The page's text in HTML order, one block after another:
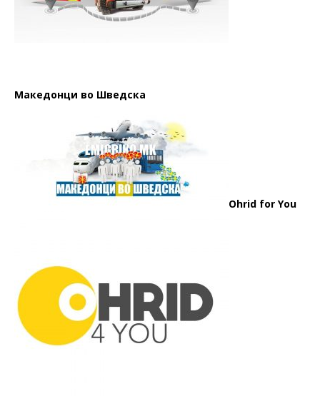
Македонци во Шведска
Ohrid for You